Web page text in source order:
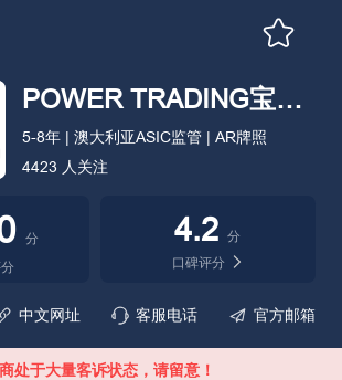
POWER TRADING宝龙证券
5-8年 | 澳大利亚ASIC监管 | AR牌照
4423 人关注
分
4.2分
口碑评分
中文网址 客服电话 官方邮箱
处于大量客诉状态，请留意！